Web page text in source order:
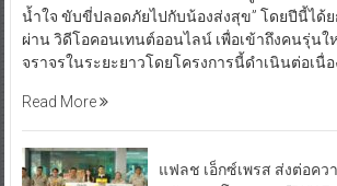
น้ำใจ ขับขี่ปลอดภัยไปกับน้องส่งสุข” โดยปีนี้ได้
ผ่าน วิดีโอคอนเทนต์ออนไลน์ เพื่อเข้าถึงคนรุ่นใ
จราจรในระยะยาวโดยโครงการนี้ดำเนินต่อเนื่
Read More
แฟลช เอ็กซ์เพรส ส่งต่อคว